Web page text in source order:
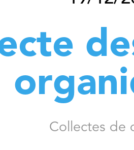
Collectes de